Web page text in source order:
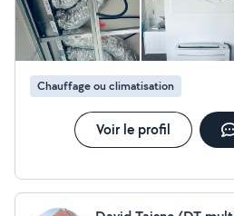
Chauffage ou climatisation
Voir le profil